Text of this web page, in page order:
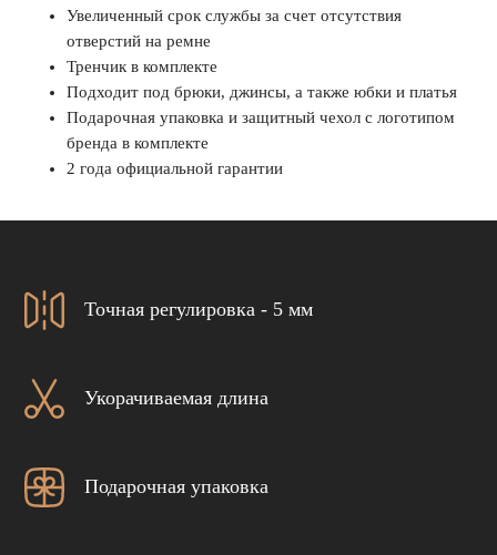
Увеличенный срок службы за счет отсутствия
отверстий на ремне
Тренчик в комплекте
Подходит под брюки, джинсы, а также юбки и платья
Подарочная упаковка и защитный чехол с логотипом
бренда в комплекте
2 года официальной гарантии
Точная регулировка - 5 мм
Укорачиваемая длина
Подарочная упаковка